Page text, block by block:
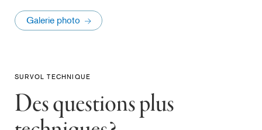
Galerie photo
SURVOL TECHNIQUE
Des questions plus